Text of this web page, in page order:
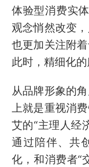
体验型消费实
观念悄然改变
也更加关注附
此时，精细化的
从品牌形象的
上就是重视消
艾的“主理人经
通过陪伴、共
化，和消费者“